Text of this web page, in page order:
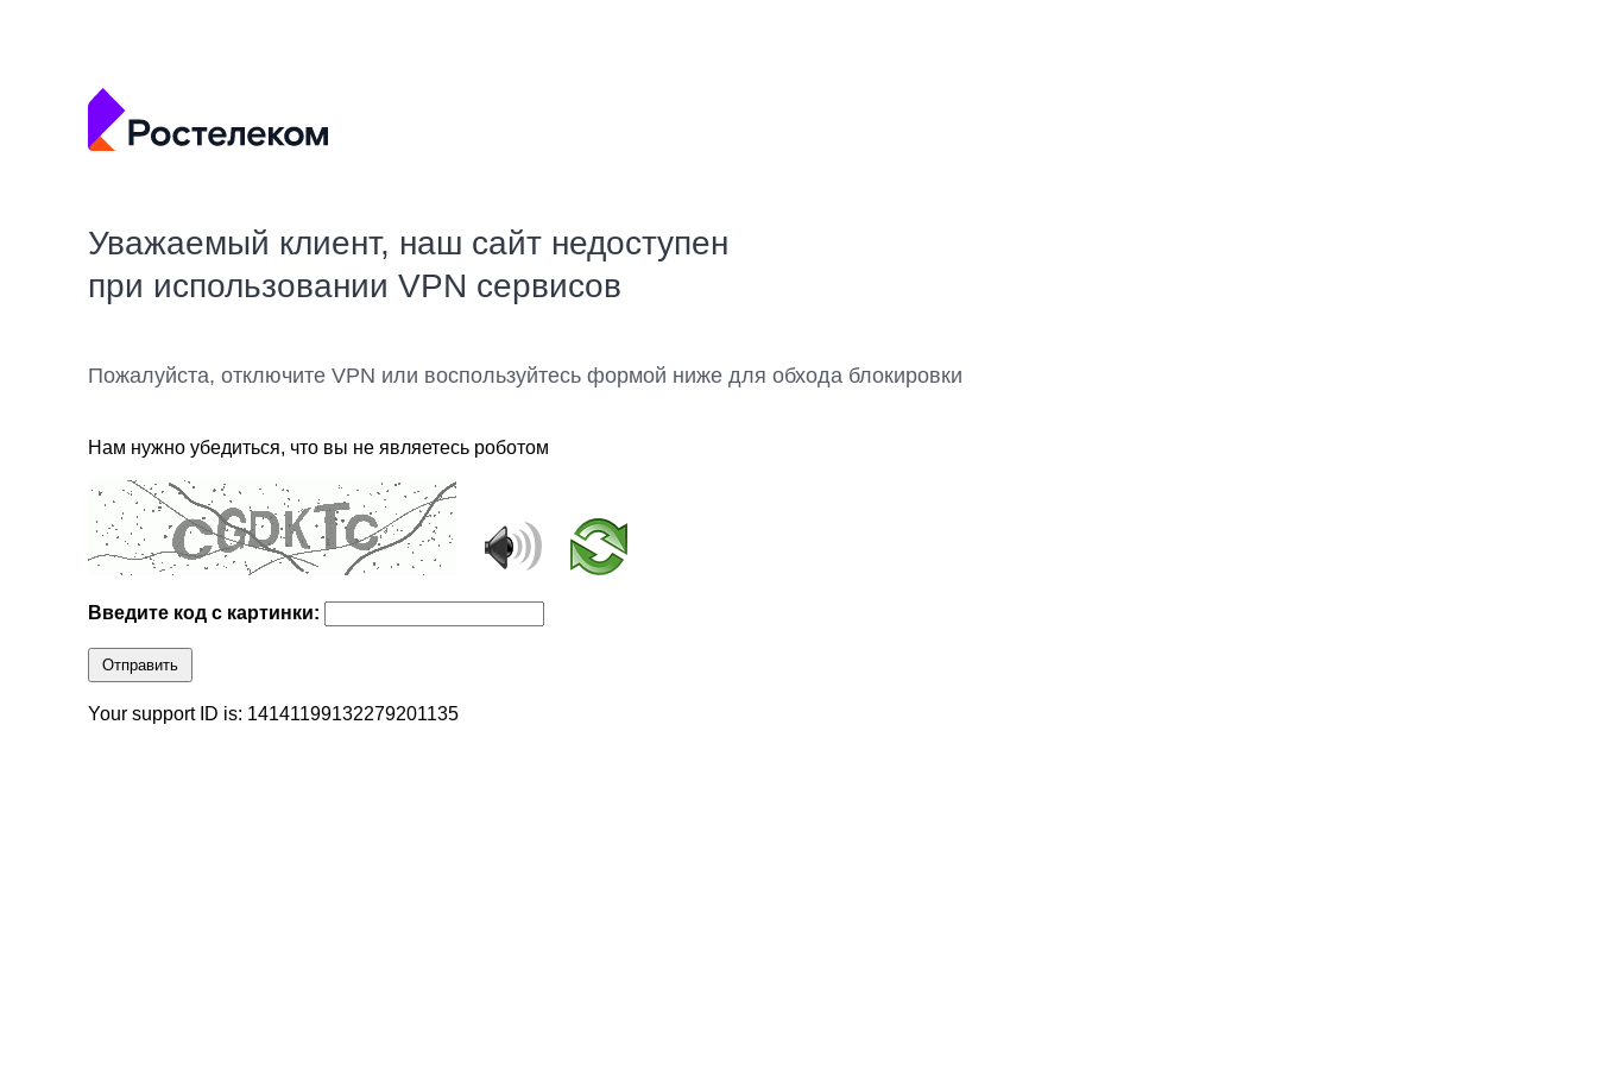
Уважаемый клиент, наш сайт недоступен
при использовании VPN сервисов
Пожалуйста, отключите VPN или воспользуйтесь формой ниже для обхода блокировки
Нам нужно убедиться, что вы не являетесь роботом
Введите код с картинки:
Отправить
Your support ID is: 14141199132279201135